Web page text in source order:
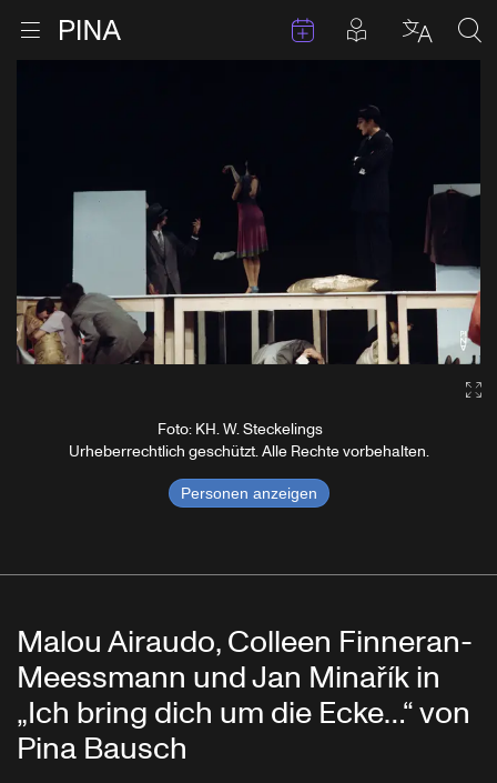
Menu öffnen TermineBeiträge in
Foto: KH. W. Steckelings
Urheberrechtlich geschützt. Alle Rechte vorbehalten.
Personen anzeigen
Malou Airaudo, Colleen Finneran-
Meessmann und Jan Minařík in
„Ich bring dich um die Ecke…“ von
Pina Bausch